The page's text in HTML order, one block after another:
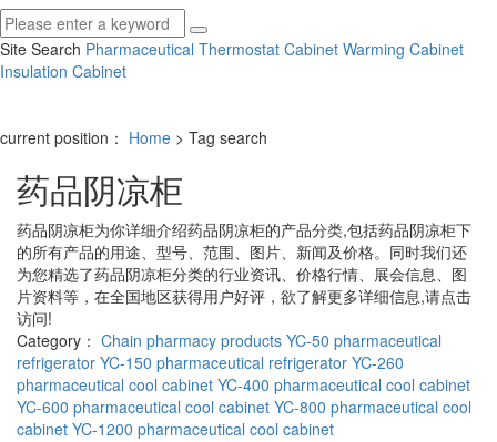
Site Search Pharmaceutical Thermostat Cabinet Warming Cabinet
Insulation Cabinet
current position： Home > Tag search
药品阴凉柜
药品阴凉柜为你详细介绍药品阴凉柜的产品分类,包括药品阴凉柜下
的所有产品的用途、型号、范围、图片、新闻及价格。同时我们还
为您精选了药品阴凉柜分类的行业资讯、价格行情、展会信息、图
片资料等，在全国地区获得用户好评，欲了解更多详细信息,请点击
访问!
Category： Chain pharmacy products YC-50 pharmaceutical
refrigerator YC-150 pharmaceutical refrigerator YC-260
pharmaceutical cool cabinet YC-400 pharmaceutical cool cabinet
YC-600 pharmaceutical cool cabinet YC-800 pharmaceutical cool
cabinet YC-1200 pharmaceutical cool cabinet